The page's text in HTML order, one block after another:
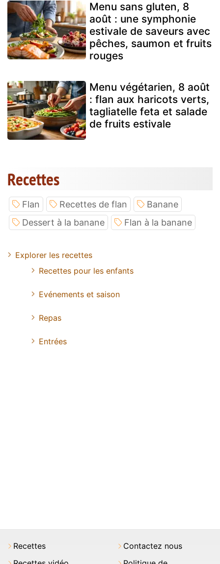
Menu sans gluten, 8
août : une symphonie
estivale de saveurs avec
pêches, saumon et fruits
rouges
Menu végétarien, 8 août
: flan aux haricots verts,
tagliatelle feta et salade
de fruits estivale
Recettes
Flan Recettes de flan
Banane
Dessert à la banane
Flan à la banane
Explorer les recettes
Recettes pour les enfants
Evénements et saison
Repas
Entrées
Recettes
Contactez nous